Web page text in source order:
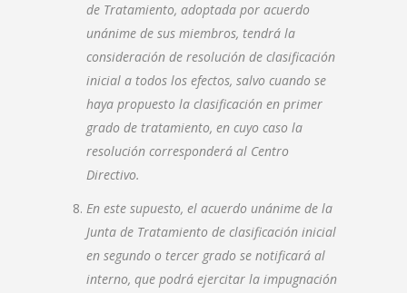
de Tratamiento, adoptada por acuerdo
unánime de sus miembros, tendrá la
consideración de resolución de clasificación
inicial a todos los efectos, salvo cuando se
haya propuesto la clasificación en primer
grado de tratamiento, en cuyo caso la
resolución corresponderá al Centro
Directivo.
En este supuesto, el acuerdo unánime de la
Junta de Tratamiento de clasificación inicial
en segundo o tercer grado se notificará al
interno, que podrá ejercitar la impugnación